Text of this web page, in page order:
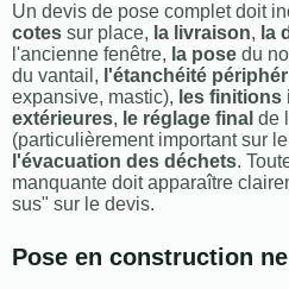
Un devis de pose complet doit
cotes sur place, la livraison, la
l'ancienne fenêtre, la pose du
du vantail, l'étanchéité
expansive, mastic), les finitions
extérieures, le réglage final de
(particulièrement important sur
l'évacuation des déchets.
manquante doit apparaître
sus" sur le devis.
Pose en construction